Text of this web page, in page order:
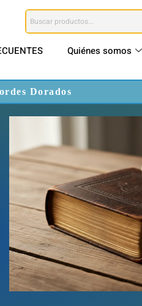
Quiénes somos
Dorados